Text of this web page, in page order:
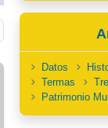
Datos
Termas
Patrimonio